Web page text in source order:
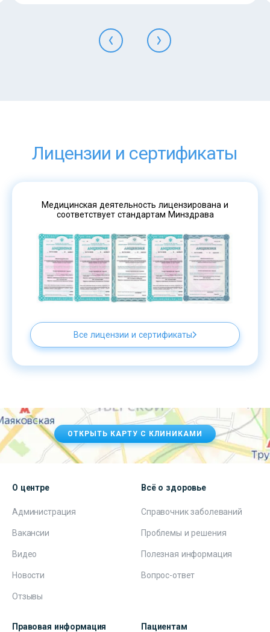
Лицензии и сертификаты
Медицинская деятельность лицензирована и
соответствует стандартам Минздрава
Все лицензии и сертификаты
ОТКРЫТЬ КАРТУ С КЛИНИКАМИ
О центре
Администрация
Вакансии
Видео
Новости
Отзывы
Всё о здоровье
Справочник заболеваний
Проблемы и решения
Полезная информация
Вопрос-ответ
Правовая информация Пациентам